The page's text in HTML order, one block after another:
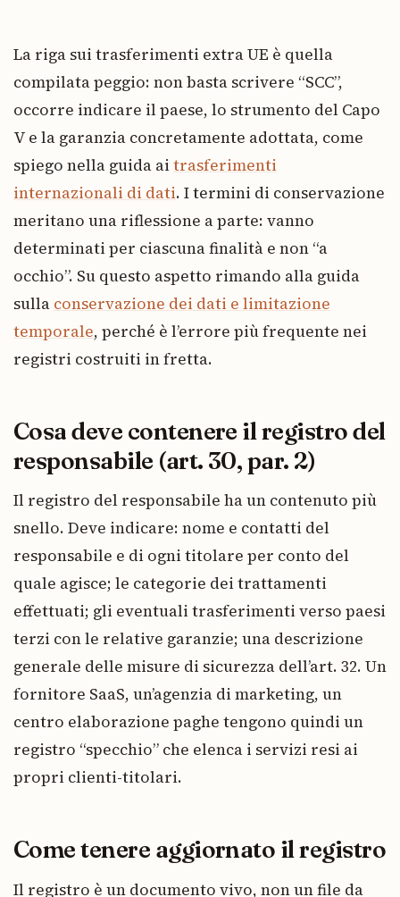
La riga sui trasferimenti extra UE è quella
compilata peggio: non basta scrivere “SCC”,
occorre indicare il paese, lo strumento del Capo
V e la garanzia concretamente adottata, come
spiego nella guida aitrasferimenti
internazionali di dati. I termini di conservazione
meritano una riflessione a parte: vanno
determinati per ciascuna finalità e non “a
occhio”. Su questo aspetto rimando alla guida
sulla conservazione dei dati e limitazione
temporale, perché è l’errore più frequente nei
registri costruiti in fretta.
Cosa deve contenere il registro del
responsabile (art. 30, par. 2)
Il registro del responsabile ha un contenuto più
snello. Deve indicare: nome e contatti del
responsabile e di ogni titolare per conto del
quale agisce; le categorie dei trattamenti
effettuati; gli eventuali trasferimenti verso paesi
terzi con le relative garanzie; una descrizione
generale delle misure di sicurezza dell’art. 32. Un
fornitore SaaS, un’agenzia di marketing, un
centro elaborazione paghe tengono quindi un
registro “specchio” che elenca i servizi resi ai
propri clienti-titolari.
Come tenere aggiornato il registro
Il registro è un documento vivo, non un file da